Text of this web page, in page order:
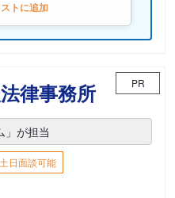
トに追加
律事務所 PR
」が担当
土日面談可能